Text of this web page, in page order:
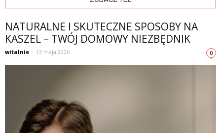
NATURALNE I SKUTECZNE SPOSOBY NA
KASZEL – TWÓJ DOMOWY NIEZBĘDNIK
witalnie - 13 maja 2026 0